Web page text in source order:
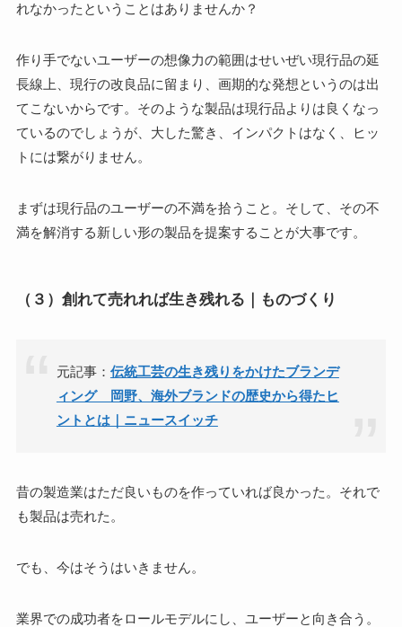
れなかったということはありませんか？
作り手でないユーザーの想像力の範囲はせいぜい現行品の延
長線上、現行の改良品に留まり、画期的な発想というのは出
てこないからです。そのような製品は現行品よりは良くなっ
ているのでしょうが、大した驚き、インパクトはなく、ヒッ
トには繋がりません。
まずは現行品のユーザーの不満を拾うこと。そして、その不
満を解消する新しい形の製品を提案することが大事です。
（３）創れて売れれば生き残れる｜ものづくり
元記事： 伝統工芸の生き残りをかけたブランデ
ィング 岡野、海外ブランドの歴史から得たヒ
ントとは｜ニュースイッチ
昔の製造業はただ良いものを作っていれば良かった。それで
も製品は売れた。
でも、今はそうはいきません。
業界での成功者をロールモデルにし、ユーザーと向き合う。